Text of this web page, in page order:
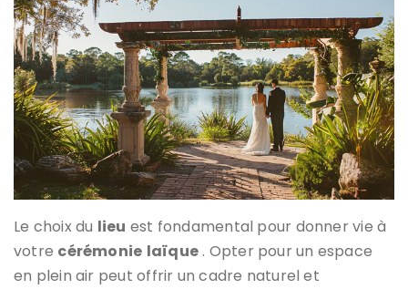
Le choix du lieu est fondamental pour donner vie à
votre cérémonie laïque. Opter pour un espace
en plein air peut offrir un cadre naturel et